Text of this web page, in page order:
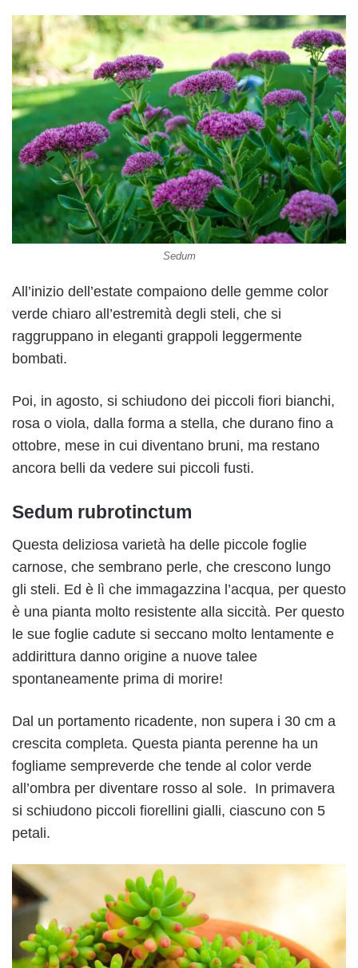
Sedum
All’inizio dell’estate compaiono delle gemme color
verde chiaro all’estremità degli steli, che si
raggruppano in eleganti grappoli leggermente
bombati.
Poi, in agosto, si schiudono dei piccoli fiori bianchi,
rosa o viola, dalla forma a stella, che durano fino a
ottobre, mese in cui diventano bruni, ma restano
ancora belli da vedere sui piccoli fusti.
Sedum rubrotinctum
Questa deliziosa varietà ha delle piccole foglie
carnose, che sembrano perle, che crescono lungo
gli steli. Ed è lì che immagazzina l’acqua, per questo
è una pianta molto resistente alla siccità. Per questo
le sue foglie cadute si seccano molto lentamente e
addirittura danno origine a nuove talee
spontaneamente prima di morire!
Dal un portamento ricadente, non supera i 30 cm a
crescita completa. Questa pianta perenne ha un
fogliame sempreverde che tende al color verde
all’ombra per diventare rosso al sole. In primavera
si schiudono piccoli fiorellini gialli, ciascuno con 5
petali.